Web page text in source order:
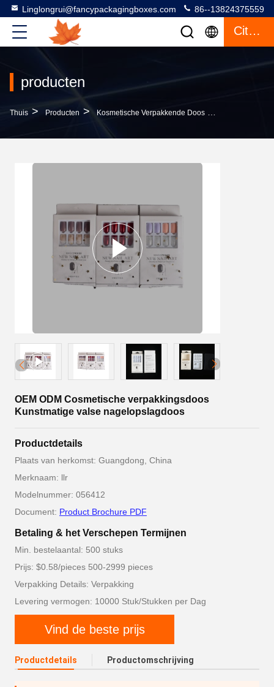
Linglongrui@fancypackagingboxes.com 86--13824375559
Citaat
producten
Thuis > Producten > Kosmetische Verpakkende Doos >
OEM ODM Cosmetische verpakkingsdoos
Kunstmatige valse nagelopslagdoos
Productdetails
Plaats van herkomst: Guangdong, China
Merknaam: llr
Modelnummer: 056412
Document: Product Brochure PDF
Betaling & het Verschepen Termijnen
Min. bestelaantal: 500 stuks
Prijs: $0.58/pieces 500-2999 pieces
Verpakking Details: Verpakking
Levering vermogen: 10000 Stuk/Stukken per Dag
Vind de beste prijs
Productdetails Productomschrijving